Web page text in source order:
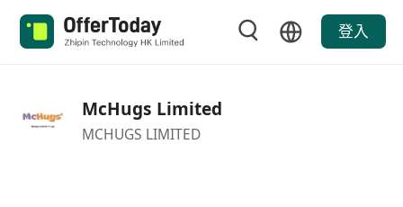
登入
McHugs Limited
MCHUGS LIMITED